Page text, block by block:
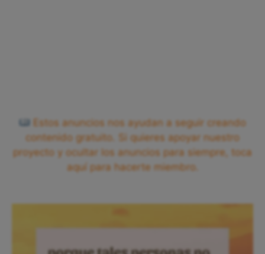
Estos anuncios nos ayudan a seguir creando
contenido gratuito. Si quieres apoyar nuestro
proyecto y ocultar los anuncios para siempre, toca
aquí para hacerte miembro.